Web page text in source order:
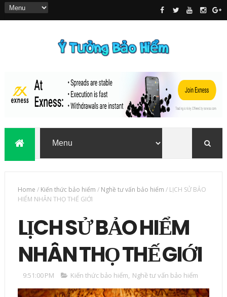
Home / Kiến thức bảo hiểm / Nghề tư vấn bảo hiểm / LỊCH SỬ BẢO
HIỂM NHÂN THỌ THẾ GIỚI
LỊCH SỬ BẢO HIỂM
NHÂN THỌ THẾ GIỚI
9:51:00 PM Kiến thức bảo hiểm, Nghề tư vấn bảo hiểm